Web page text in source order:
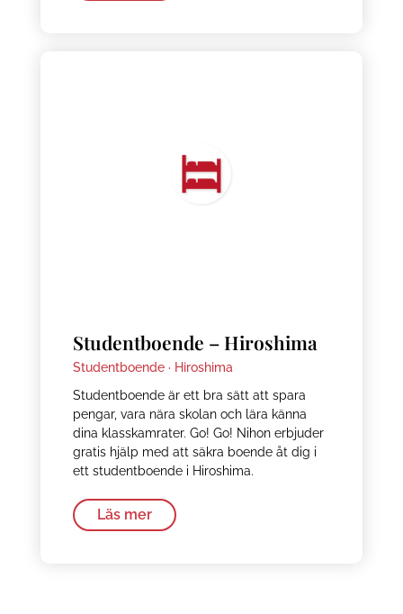
Studentboende – Hiroshima
Studentboende · Hiroshima
Studentboende är ett bra sätt att spara
pengar, vara nära skolan och lära känna
dina klasskamrater. Go! Go! Nihon erbjuder
gratis hjälp med att säkra boende åt dig i
ett studentboende i Hiroshima.
Läs mer